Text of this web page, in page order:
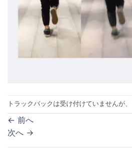
トラックバックは受け付けていませんが、
← 前へ
次へ →